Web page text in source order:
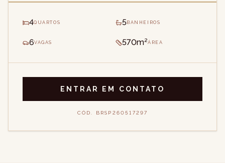
4QUARTOS 5 BANHEIROS
6VAGAS 570m²ÁREA
ENTRAR EM CONTATO
CÓD. BRSP260517297